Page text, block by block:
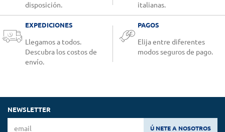
disposición.
italianas.
EXPEDICIONES
Llegamos a todos.
Descubra los costos de
envío.
PAGOS
Elija entre diferentes
modos seguros de pago.
NEWSLETTER
Ú NETE A NOSOTROS